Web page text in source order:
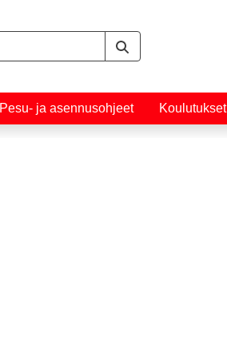
Pesu- ja asennusohjeet Koulutukset